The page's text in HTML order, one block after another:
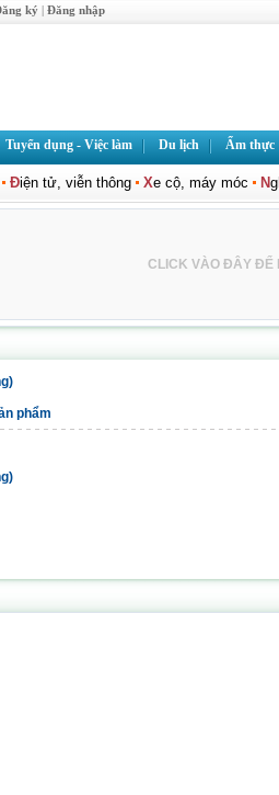
ký | Đăng nhập
Tuyển dụng - Việc làm Du lịch Ẩm thực
Điện tử, viễn thông Xe cộ, máy móc N
CLICK VÀO ĐÂY ĐỂ
phẩm